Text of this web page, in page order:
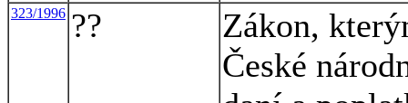
323/1996 ??
Zákon,
České